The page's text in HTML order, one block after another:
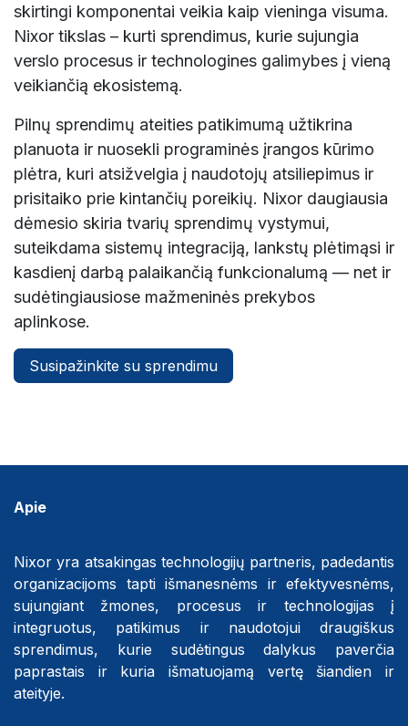
skirtingi komponentai veikia kaip vieninga visuma.
Nixor tikslas – kurti sprendimus, kurie sujungia
verslo procesus ir technologines galimybes į vieną
veikiančią ekosistemą.
Pilnų sprendimų ateities patikimumą užtikrina
planuota ir nuosekli programinės įrangos kūrimo
plėtra, kuri atsižvelgia į naudotojų atsiliepimus ir
prisitaiko prie kintančių poreikių. Nixor daugiausia
dėmesio skiria tvarių sprendimų vystymui,
suteikdama sistemų integraciją, lankstų plėtimąsi ir
kasdienį darbą palaikančią funkcionalumą — net ir
sudėtingiausiose mažmeninės prekybos
aplinkose.
Susipažinkite su sprendimu
Apie
Nixor yra atsakingas technologijų partneris, padedantis
organizacijoms tapti išmanesnėms ir efektyvesnėms,
sujungiant žmones, procesus ir technologijas į
integruotus, patikimus ir naudotojui draugiškus
sprendimus, kurie sudėtingus dalykus paverčia
paprastais ir kuria išmatuojamą vertę šiandien ir
ateityje.